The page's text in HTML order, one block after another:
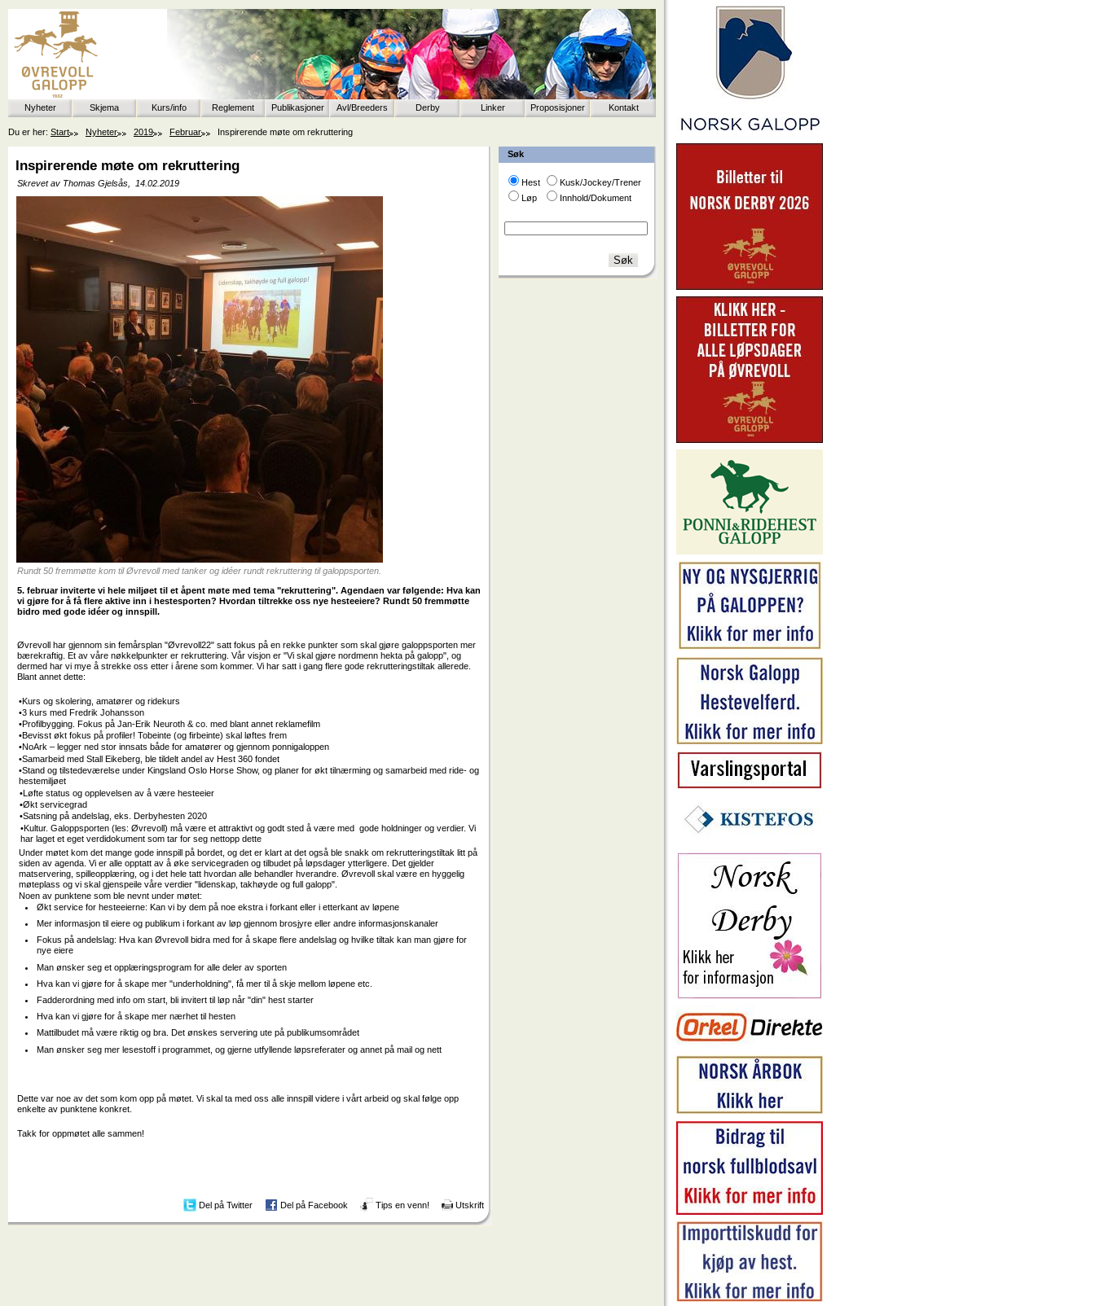
Nyheter Skjema Kurs/info Reglement Publikasjoner Avl/Breeders Derby Linker Proposisjoner Kontakt
Du er her: Start Nyheter 2019 Februar Inspirerende møte om rekruttering
Søk
Hest
Kusk/Jockey/Trener
Løp
Innhold/Dokument
Inspirerende møte om rekruttering
Skrevet av Thomas Gjelsås, 14.02.2019
Rundt 50 fremmøtte kom til Øvrevoll med tanker og idéer rundt rekruttering til galoppsporten.
5. februar inviterte vi hele miljøet til et åpent møte med tema "rekruttering". Agendaen var følgende: Hva kan
vi gjøre for å få flere aktive inn i hestesporten? Hvordan tiltrekke oss nye hesteeiere? Rundt 50 fremmøtte
bidro med gode idéer og innspill.
Øvrevoll har gjennom sin femårsplan "Øvrevoll22" satt fokus på en rekke punkter som skal gjøre galoppsporten mer
bærekraftig. Et av våre nøkkelpunkter er rekruttering. Vår visjon er "Vi skal gjøre nordmenn hekta på galopp", og
dermed har vi mye å strekke oss etter i årene som kommer. Vi har satt i gang flere gode rekrutteringstiltak allerede.
Blant annet dette:
•Kurs og skolering, amatører og ridekurs
•3 kurs med Fredrik Johansson
•Profilbygging. Fokus på Jan-Erik Neuroth & co. med blant annet reklamefilm
•Bevisst økt fokus på profiler! Tobeinte (og firbeinte) skal løftes frem
•NoArk – legger ned stor innsats både for amatører og gjennom ponnigaloppen
•Samarbeid med Stall Eikeberg, ble tildelt andel av Hest 360 fondet
•Stand og tilstedeværelse under Kingsland Oslo Horse Show, og planer for økt tilnærming og samarbeid med ride- og
hestemiljøet
•Løfte status og opplevelsen av å være hesteeier
•Økt servicegrad
•Satsning på andelslag, eks. Derbyhesten 2020
•Kultur. Galoppsporten (les: Øvrevoll) må være et attraktivt og godt sted å være med gode holdninger og verdier. Vi
har laget et eget verdidokument som tar for seg nettopp dette
Under møtet kom det mange gode innspill på bordet, og det er klart at det også ble snakk om rekrutteringstiltak litt på
siden av agenda. Vi er alle opptatt av å øke servicegraden og tilbudet på løpsdager ytterligere. Det gjelder
matservering, spilleopplæring, og i det hele tatt hvordan alle behandler hverandre. Øvrevoll skal være en hyggelig
møteplass og vi skal gjenspeile våre verdier "lidenskap, takhøyde og full galopp".
Noen av punktene som ble nevnt under møtet:
Økt service for hesteeierne: Kan vi by dem på noe ekstra i forkant eller i etterkant av løpene
Mer informasjon til eiere og publikum i forkant av løp gjennom brosjyre eller andre informasjonskanaler
Fokus på andelslag: Hva kan Øvrevoll bidra med for å skape flere andelslag og hvilke tiltak kan man gjøre for
nye eiere
Man ønsker seg et opplæringsprogram for alle deler av sporten
Hva kan vi gjøre for å skape mer "underholdning", få mer til å skje mellom løpene etc.
Fadderordning med info om start, bli invitert til løp når "din" hest starter
Hva kan vi gjøre for å skape mer nærhet til hesten
Mattilbudet må være riktig og bra. Det ønskes servering ute på publikumsområdet
Man ønsker seg mer lesestoff i programmet, og gjerne utfyllende løpsreferater og annet på mail og nett
Dette var noe av det som kom opp på møtet. Vi skal ta med oss alle innspill videre i vårt arbeid og skal følge opp
enkelte av punktene konkret.
Takk for oppmøtet alle sammen!
Del på Twitter Del på Facebook Tips en venn! Utskrift